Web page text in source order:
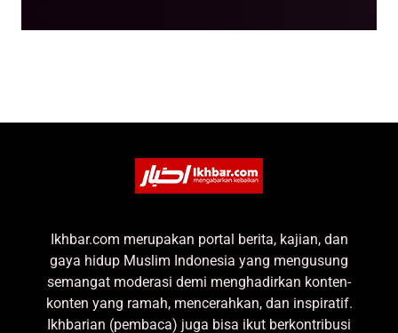
Ikhbar.com merupakan portal berita, kajian, dan
gaya hidup Muslim Indonesia yang mengusung
semangat moderasi demi menghadirkan konten-
konten yang ramah, mencerahkan, dan inspiratif.
Ikhbarian (pembaca) juga bisa ikut berkontribusi